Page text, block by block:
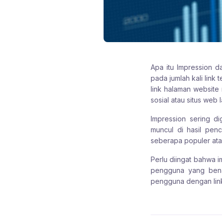
Apa itu Impression
pada jumlah kali link
link halaman
sosial atau situs web
Impression sering
muncul di hasil
seberapa populer
Perlu diingat bahwa
pengguna yang
pengguna dengan